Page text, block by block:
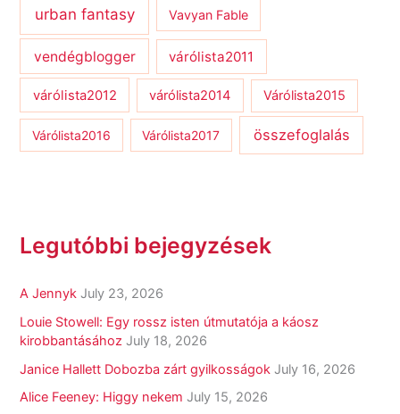
urban fantasy Vavyan Fable
vendégblogger várólista2011
várólista2012 várólista2014 Várólista2015
Várólista2016 Várólista2017 összefoglalás
Legutóbbi bejegyzések
A Jennyk July 23, 2026
Louie Stowell: Egy ​rossz isten útmutatója a káosz
kirobbantásához July 18, 2026
Janice Hallett Dobozba zárt gyilkosságok July 16, 2026
Alice Feeney: Higgy nekem July 15, 2026